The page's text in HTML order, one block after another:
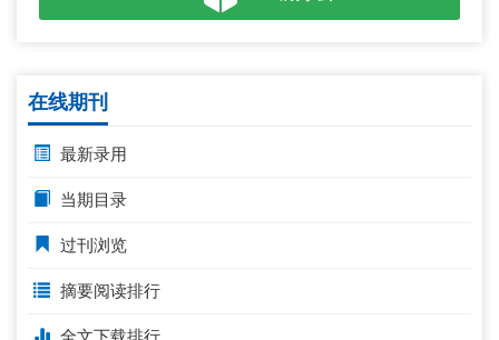
在线期刊
最新录用
当期目录
过刊浏览
摘要阅读排行
全文下载排行